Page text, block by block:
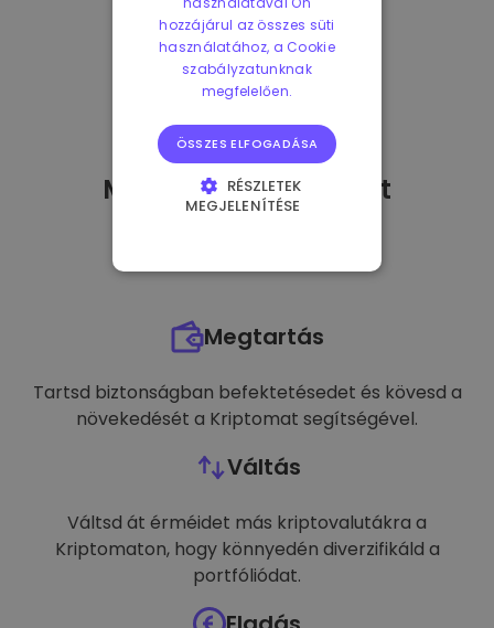
Mit tehetekmiután
-t
Megtartás
Tartsd biztonságban befektetésedet és kövesd a
növekedését a Kriptomat segítségével.
Váltás
Váltsd át érméidet más kriptovalutákra a
Kriptomaton, hogy könnyedén diverzifikáld a
portfóliódat.
hozzájárul az összes süti
használatához, a Cookie
szabályzatunknak
megfelelően.
ÖSSZES ELFOGADÁSA
RÉSZLETEK
MEGJELENÍTÉSE
CÉLZÁS
FUNKCIONALITÁS